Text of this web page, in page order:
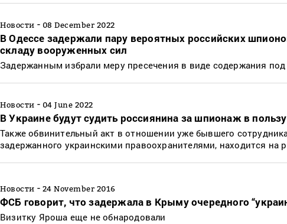
Новости - 08 December 2022
В Одессе задержали пару вероятных российских
складу вооруженных сил
Задержанным избрали меру пресечения в виде содержания
Новости - 04 June 2022
В Украине будут судить россиянина за шпионаж в
Также обвинительный акт в отношении уже бывшего
задержанного украинскими правоохранителями, находится на
Новости - 24 November 2016
ФСБ говорит, что задержала в Крыму очередного
Визитку Яроша еще не обнародовали